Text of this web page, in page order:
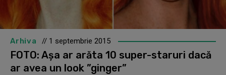
Arhiva // 1 septembrie 2015
FOTO: Așa ar arăta 10 super-staruri dacă
ar avea un look ”ginger”